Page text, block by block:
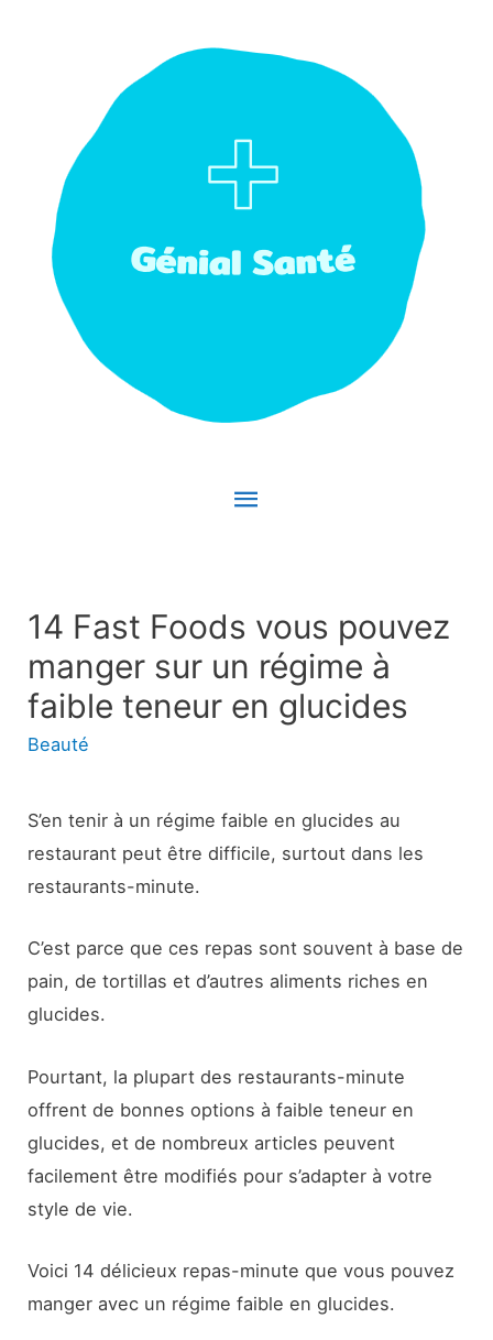
Menu
14 Fast Foods vous pouvez
manger sur un régime à
faible teneur en glucides
Beauté
S’en tenir à un régime faible en glucides au
restaurant peut être difficile, surtout dans les
restaurants-minute.
C’est parce que ces repas sont souvent à base de
pain, de tortillas et d’autres aliments riches en
glucides.
Pourtant, la plupart des restaurants-minute
offrent de bonnes options à faible teneur en
glucides, et de nombreux articles peuvent
facilement être modifiés pour s’adapter à votre
style de vie.
Voici 14 délicieux repas-minute que vous pouvez
manger avec un régime faible en glucides.